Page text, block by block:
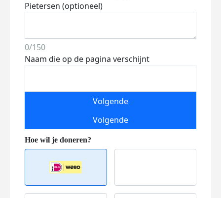
Pietersen (optioneel)
0/150
Naam die op de pagina verschijnt
Volgende
Volgende